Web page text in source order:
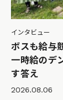
インタビュー
ボスも給与
一時給のデ
す答え
2026.08.06